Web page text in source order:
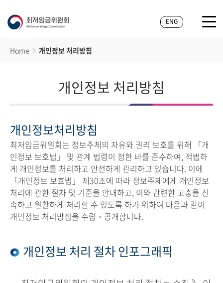
ENG
Home 개인정보 처리방침
개인정보 처리방침
개인정보처리방침
최저임금위원회는 정보주체의 자유와 권리 보호를 위해 「개
인정보 보호법」 및 관계 법령이 정한 바를 준수하여, 적법하
게 개인정보를 처리하고 안전하게 관리하고 있습니다. 이에
「개인정보 보호법」 제30조에 따라 정보주체에게 개인정보
처리에 관한 절차 및 기준을 안내하고, 이와 관련한 고충을 신
속하고 원활하게 처리할 수 있도록 하기 위하여 다음과 같이
개인정보 처리방침을 수립・공개합니다.
개인정보 처리 절차 인포그래픽